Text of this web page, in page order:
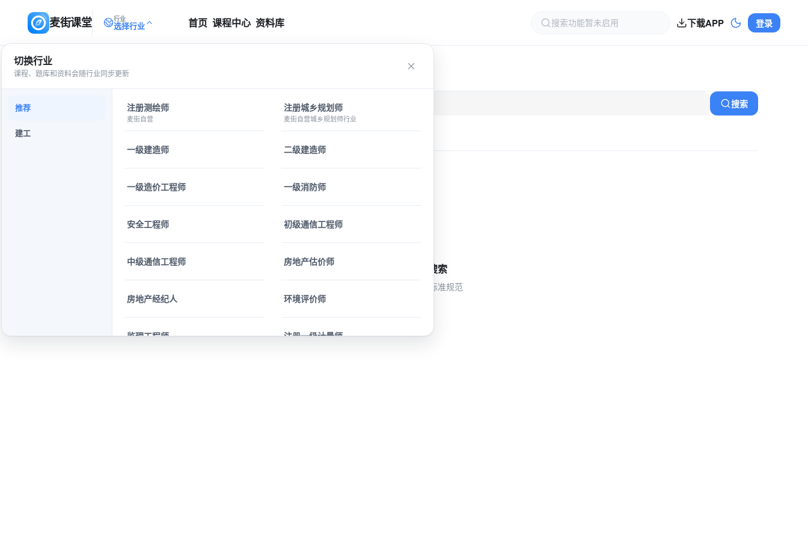
麦街课堂 行业
选择行业
切换行业
课程、题库和资料会随行业同步更新
推荐
建工
注册测绘师
麦街自营
注册城乡规划师
麦街自营城乡规划师行业
一级建造师 二级建造师
一级造价工程师 一级消防师
安全工程师 初级通信工程师
中级通信工程师 房地产估价师
房地产经纪人 环境评价师
监理工程师 注册一级计量师
首页 课程中心 资料库 下载APP 登录
返回 搜索
搜索
输入关键词开始搜索
支持搜索课程、资料和标准规范